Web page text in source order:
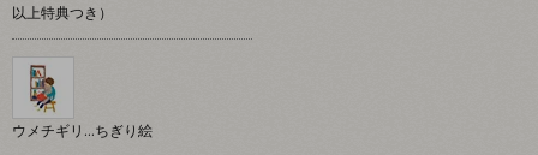
以上特典つき）
ウメチギリ…ちぎり絵